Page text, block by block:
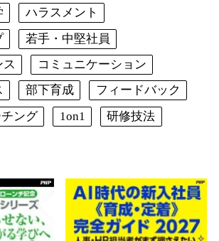
ハラスメント
若手・中堅社員
ス
コミュニケーション
部下育成
フィードバック
ング 1on1
研修技法